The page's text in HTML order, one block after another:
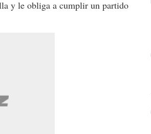
y le obliga a cumplir un partido